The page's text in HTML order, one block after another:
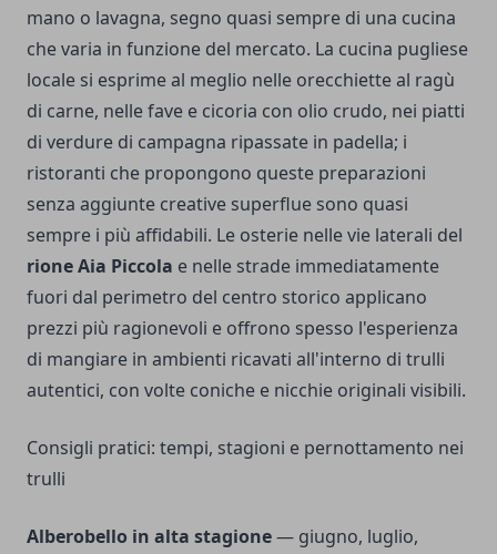
mano o lavagna, segno quasi sempre di una cucina
che varia in funzione del mercato. La cucina pugliese
locale si esprime al meglio nelle orecchiette al ragù
di carne, nelle fave e cicoria con olio crudo, nei piatti
di verdure di campagna ripassate in padella; i
ristoranti che propongono queste preparazioni
senza aggiunte creative superflue sono quasi
sempre i più affidabili. Le osterie nelle vie laterali del
rione Aia Piccola e nelle strade immediatamente
fuori dal perimetro del centro storico applicano
prezzi più ragionevoli e offrono spesso l'esperienza
di mangiare in ambienti ricavati all'interno di trulli
autentici, con volte coniche e nicchie originali visibili.
Consigli pratici: tempi, stagioni e pernottamento nei
trulli
Alberobello in alta stagione— giugno, luglio,